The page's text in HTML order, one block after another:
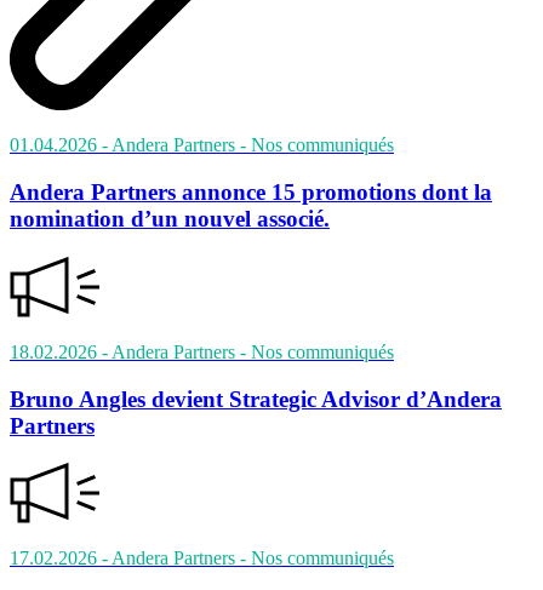
01.04.2026 - Andera Partners - Nos communiqués
Andera Partners annonce 15 promotions dont la
nomination d’un nouvel associé.
18.02.2026 - Andera Partners - Nos communiqués
Bruno Angles devient Strategic Advisor d’Andera
Partners
17.02.2026 - Andera Partners - Nos communiqués